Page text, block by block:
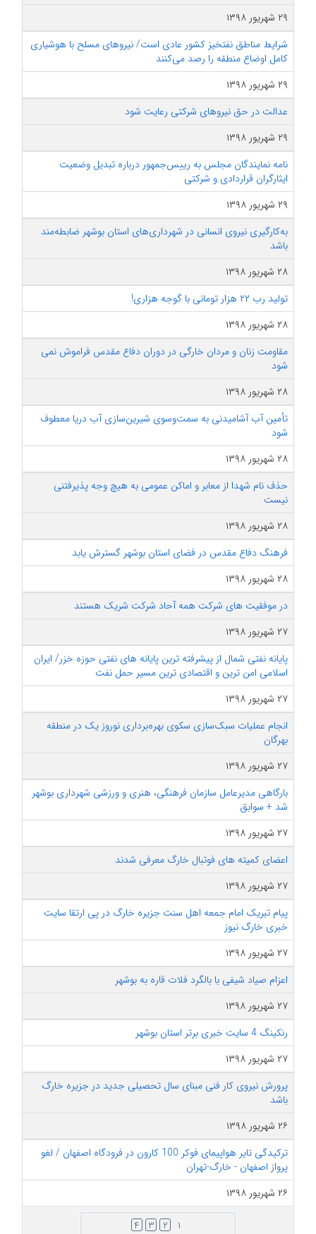
۲۹ شهریور ۱۳۹۸
شرایط مناطق نفتخیز کشور عادی است/ نیروهای مسلح با هوشیاری
کامل اوضاع منطقه را رصد می‌کنند
۲۹ شهریور ۱۳۹۸
عدالت در حق نیروهای شرکتی رعایت شود
۲۹ شهریور ۱۳۹۸
نامه نمایندگان مجلس به رییس‌جمهور درباره تبدیل وضعیت
ایثارگران قراردادی و شرکتی
۲۹ شهریور ۱۳۹۸
به‌کارگیری نیروی انسانی در شهرداری‌های استان بوشهر ضابطه‌مند
باشد
۲۸ شهریور ۱۳۹۸
تولید رب ۲۲ هزار تومانی با گوجه هزاری!
۲۸ شهریور ۱۳۹۸
مقاومت زنان و مردان خارگی در دوران دفاع مقدس فراموش نمی
شود
۲۸ شهریور ۱۳۹۸
تأمین آب آشامیدنی به سمت‌وسوی شیرین‌سازی آب دریا معطوف
شود
۲۸ شهریور ۱۳۹۸
حذف نام شهدا از معابر و اماکن عمومی به هیچ وجه پذیرفتنی
نیست
۲۸ شهریور ۱۳۹۸
فرهنگ دفاع مقدس در فضای استان بوشهر گسترش یابد
۲۸ شهریور ۱۳۹۸
در موفقیت های شرکت همه آحاد شرکت شریک هستند
۲۷ شهریور ۱۳۹۸
پایانه نفتی شمال از پیشرفته ترین پایانه های نفتی حوزه خزر/ ایران
اسلامی امن ترین و اقتصادی ترین مسیر حمل نفت
۲۷ شهریور ۱۳۹۸
انجام عملیات سبک‌سازی سکوی بهره‌برداری نوروز یک در منطقه
بهرگان
۲۷ شهریور ۱۳۹۸
بارگاهی مدیرعامل سازمان فرهنگی، هنری و ورزشی شهرداری بوشهر
شد + سوابق
۲۷ شهریور ۱۳۹۸
اعضای کمیته های فوتبال خارگ معرفی شدند
۲۷ شهریور ۱۳۹۸
پیام تبریک امام جمعه اهل سنت جزیره خارگ در پی ارتقا سایت
خبری خارگ نیوز
۲۷ شهریور ۱۳۹۸
اعزام صیاد شیفی با بالگرد فلات قاره به بوشهر
۲۷ شهریور ۱۳۹۸
رنکینگ 4 سایت خبری برتر استان بوشهر
۲۷ شهریور ۱۳۹۸
پرورش نیروی کار فنی مبنای سال تحصیلی جدید در جزیره خارگ
باشد
۲۶ شهریور ۱۳۹۸
ترکیدگی تایر هواپیمای فوکر 100 کارون در فرودگاه اصفهان / لغو
پرواز اصفهان - خارگ-تهران
۲۶ شهریور ۱۳۹۸
۱ ۲ ۳ ۴